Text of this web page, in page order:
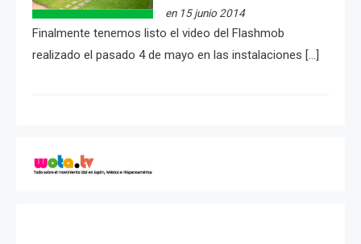
en 15 junio 2014
Finalmente tenemos listo el video del Flashmob
realizado el pasado 4 de mayo en las instalaciones […]